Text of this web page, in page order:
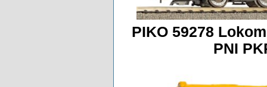
PIKO 59278
PNI